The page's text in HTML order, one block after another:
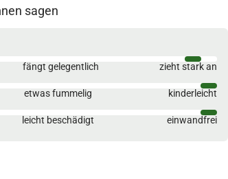
sagen
fängt gelegentlich
zieht stark an
etwas fummelig
kinderleicht
leicht beschädigt einwandfrei